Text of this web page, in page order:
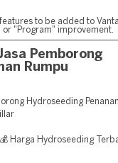
to be added to
"Program" improvement.
Pemborong
Rumpu
Hydroseeding
Harga Hydroseeding